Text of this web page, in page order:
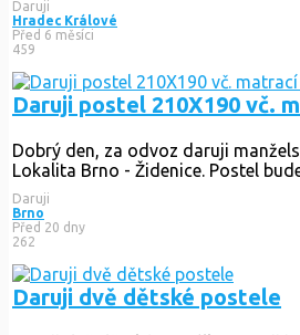
Daruji
Hradec Králové
Před 6 měsíci
459
Daruji postel 210X190 vč.
Dobrý den, za odvoz daruji
Lokalita Brno - Židenice. Postel bude
Daruji
Brno
Před 20 dny
262
Daruji dvě dětské postele